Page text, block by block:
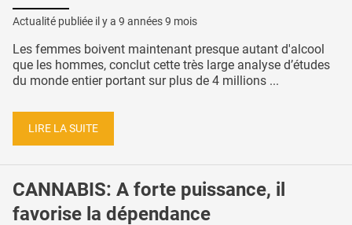
Actualité publiée il y a 9 années 9 mois
Les femmes boivent maintenant presque autant d'alcool
que les hommes, conclut cette très large analyse d’études
du monde entier portant sur plus de 4 millions ...
LIRE LA SUITE
CANNABIS: A forte puissance, il
favorise la dépendance